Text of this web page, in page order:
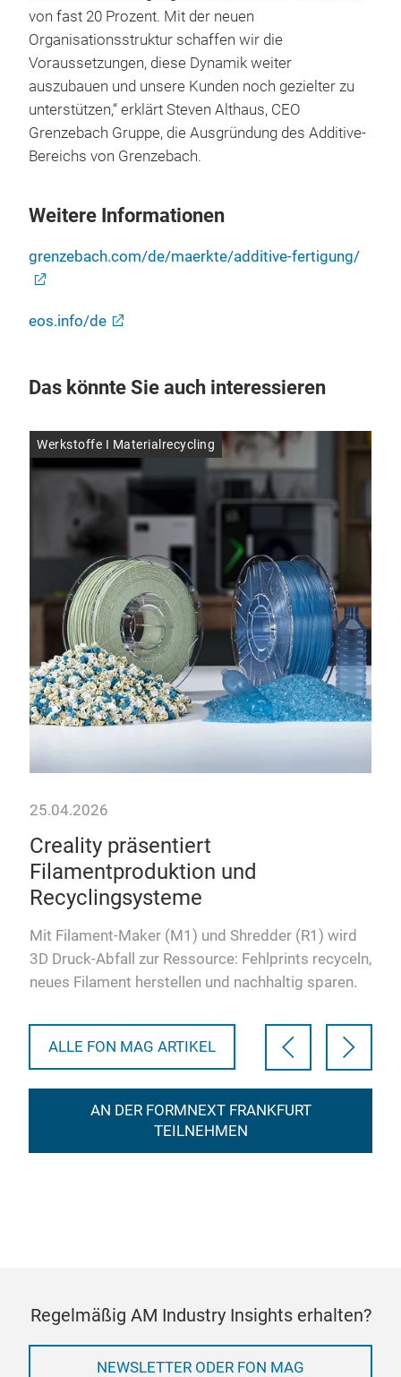
von fast 20 Prozent. Mit der neuen
Organisationsstruktur schaffen wir die
Voraussetzungen, diese Dynamik weiter
auszubauen und unsere Kunden noch gezielter zu
unterstützen,“ erklärt Steven Althaus, CEO
Grenzebach Gruppe, die Ausgründung des Additive-
Bereichs von Grenzebach.
Weitere Informationen
grenzebach.com/de/maerkte/additive-fertigung/
eos.info/de
Das könnte Sie auch interessieren
Werkstoffe I Materialrecycling
25.04.2026
Creality präsentiert
Filamentproduktion und
Recyclingsysteme
Mit Filament-Maker (M1) und Shredder (R1) wird
3D Druck-Abfall zur Ressource: Fehlprints recyceln,
neues Filament herstellen und nachhaltig sparen.
ALLE FON MAG ARTIKEL
AN DER FORMNEXT FRANKFURT
TEILNEHMEN
Regelmäßig AM Industry Insights erhalten?
NEWSLETTER ODER FON MAG